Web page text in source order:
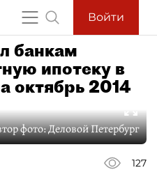
Войти
банкам
ипотеку в
октябрь 2014
фото:Деловой Петербург
127